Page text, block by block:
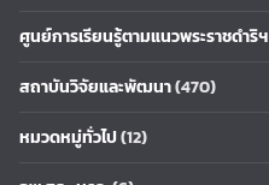
ศูนย์การเรียนรู้ตามแนวพระราชดำริฯ
สถาบันวิจัยและพัฒนา(470)
หมวดหมู่ทั่วไป(12)